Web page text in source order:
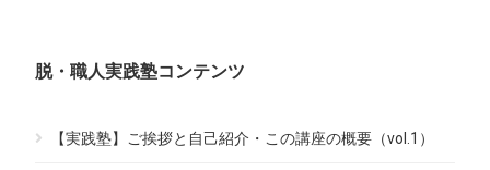
脱・職人実践塾コンテンツ
【実践塾】ご挨拶と自己紹介・この講座の概要（vol.1）